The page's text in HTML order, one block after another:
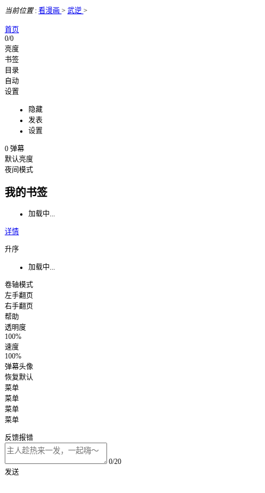
当前位置: 看漫画 > 武逆 >
首页
0/0
亮度
书签
目录
自动
设置
隐藏
发表
设置
0 弹幕
默认亮度
夜间模式
我的书签
加载中...
详情
升序
加载中...
卷轴模式
左手翻页
右手翻页
帮助
透明度
100%
速度
100%
弹幕头像
恢复默认
菜单
菜单
菜单
菜单
反馈报错
0/20
发送